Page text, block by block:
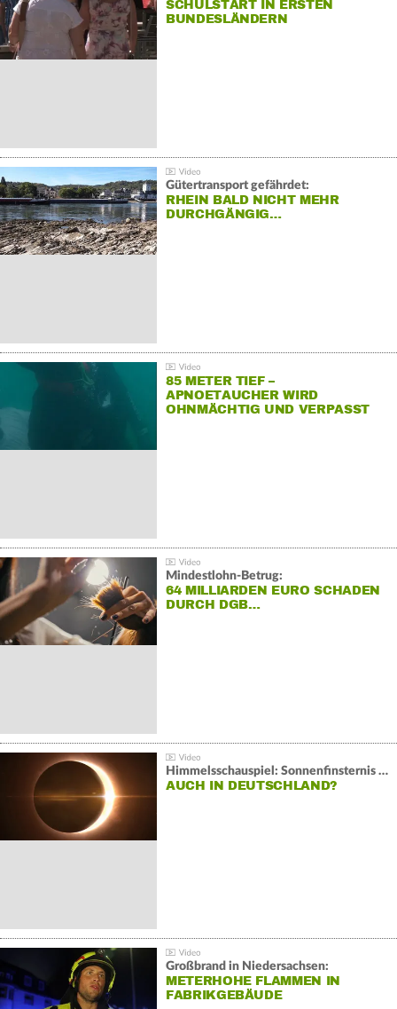
SCHULSTART IN ERSTEN
BUNDESLÄNDERN
Gütertransport gefährdet:
RHEIN BALD NICHT MEHR
DURCHGÄNGIG…
85 METER TIEF –
APNOETAUCHER WIRD
OHNMÄCHTIG UND VERPASST
Mindestlohn-Betrug:
64 MILLIARDEN EURO SCHADEN
DURCH DGB…
Himmelsschauspiel: Sonnenfinsternis über Spanien
AUCH IN DEUTSCHLAND?
Großbrand in Niedersachsen:
METERHOHE FLAMMEN IN
FABRIKGEBÄUDE